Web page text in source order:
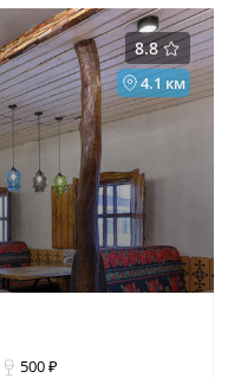
8.8
4.1 км
500 ₽